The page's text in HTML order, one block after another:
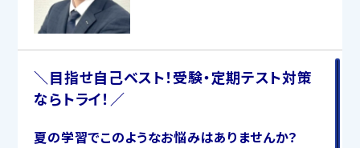
＼目指せ自己ベスト！受験・定期テスト対策
ならトライ！／
夏の学習でこのようなお悩みはありませんか？